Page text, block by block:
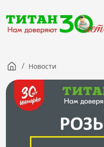
Компания
Партнерам
Тендеры
Вакансии
Новости
/ Новости